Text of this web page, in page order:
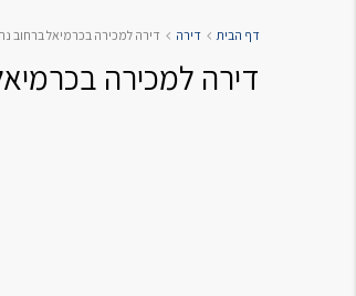
מיכל קורלנד
מרסלו גלז
דף הבית דירה דירה למכירה בכרמיאל ברחוב נתיב
דירה למכירה בכרמיאל